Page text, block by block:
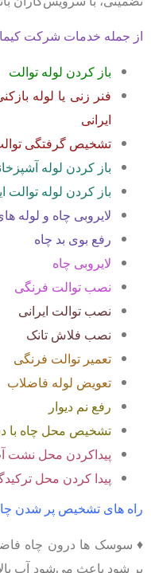
از جمله خدمات شرکت
باز کردن لوله توالت
فنر زنی یا لوله
ایرانی
تشخیص گرفتگی
باز کردن لوله
باز کردن لوله توالت
لایروبی چاه و لوله
رفع بوی بد چاه
لایروبی چاه
نصب توالت فرنگی
نصب توالت ایرانی
نصب فلاش تانک
تعمیر توالت فرنگی
تعویض لوله فاضلاب
رفع نم دیوار
تشخیص محل چاه با
پیداکردن محل نشت
پیدا کردن محل
راه های تشخیص پر شدن
♦ سوسک ها درون چاه
پر شود باعث می‌شود آب